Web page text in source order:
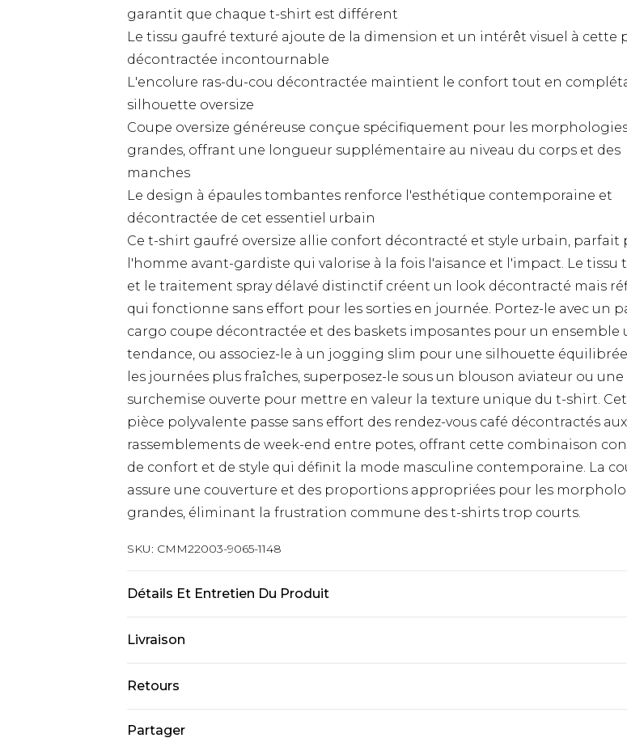
garantit que chaque t-shirt est différent
Le tissu gaufré texturé ajoute de la dimension et un intérêt visuel à cette
décontractée incontournable
L'encolure ras-du-cou décontractée maintient le confort tout en
silhouette oversize
Coupe oversize généreuse conçue spécifiquement pour les
grandes, offrant une longueur supplémentaire au niveau du corps et des
manches
Le design à épaules tombantes renforce l'esthétique contemporaine et
décontractée de cet essentiel urbain
Ce t-shirt gaufré oversize allie confort décontracté et style urbain, parfait
l'homme avant-gardiste qui valorise à la fois l'aisance et l'impact. Le tissu
et le traitement spray délavé distinctif créent un look décontracté mais
qui fonctionne sans effort pour les sorties en journée. Portez-le avec un
cargo coupe décontractée et des baskets imposantes pour un ensemble
tendance, ou associez-le à un jogging slim pour une silhouette
les journées plus fraîches, superposez-le sous un blouson aviateur ou une
surchemise ouverte pour mettre en valeur la texture unique du t-shirt.
pièce polyvalente passe sans effort des rendez-vous café décontractés aux
rassemblements de week-end entre potes, offrant cette combinaison
de confort et de style qui définit la mode masculine contemporaine. La
assure une couverture et des proportions appropriées pour les
grandes, éliminant la frustration commune des t-shirts trop courts.
SKU: CMM22003-9065-1148
Détails Et Entretien Du Produit
Livraison
Livraison standard France
Livraison expresse France
Retours
nous retourner un article.
Partager